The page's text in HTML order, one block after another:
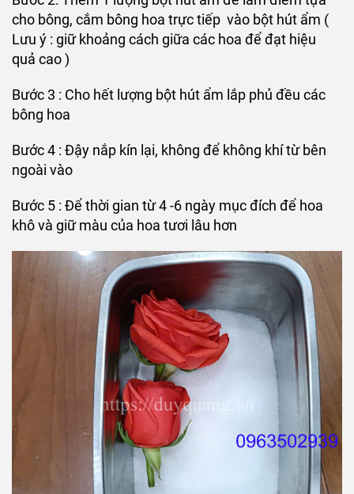
cho bông, cắm bông hoa trực tiếp vào bột hút ẩm (
Lưu ý : giữ khoảng cách giữa các hoa để đạt hiệu
quả cao )
Bước 3 : Cho hết lượng bột hút ẩm lắp phủ đều các
bông hoa
Bước 4 : Đậy nắp kín lại, không để không khí từ bên
ngoài vào
Bước 5 : Để thời gian từ 4 -6 ngày mục đích để hoa
khô và giữ màu của hoa tươi lâu hơn